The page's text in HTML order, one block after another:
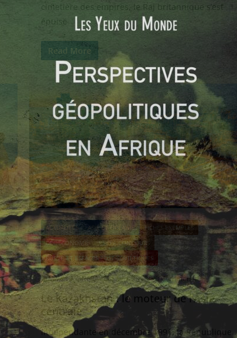
cimetière des empires, le Raj britannique s’est
épuisé
Read More
ACTUALITÉS ASIE ET OCÉANIE
FICHES-EXEMPLES
GÉOÉCONOMIE
PRÉPA CONCOURS
RUSSIE ET ESPACES POST-SOVIÉTIQUES
Maxime ONFRAY 4 avril 2019 0 Comments
Le Kazakhstan : le moteur de l’Asie
centrale
Indépendante en décembre 1991, la République